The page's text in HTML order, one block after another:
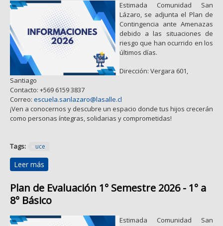
Estimada Comunidad San
Lázaro, se adjunta el Plan de
Contingencia ante Amenazas
debido a las situaciones de
riesgo que han ocurrido en los
últimos días.
Dirección: Vergara 601,
Santiago
Contacto: +569 6159 3837
Correo: escuela.sanlazaro@lasalle.cl
¡Ven a conocernos y descubre un espacio donde tus hijos crecerán
como personas íntegras, solidarias y comprometidas!
Tags: uce
Leer más
Plan de Evaluación 1° Semestre 2026 - 1° a
8° Básico
Estimada Comunidad San